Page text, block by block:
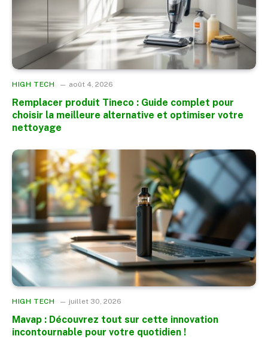
HIGH TECH août 4, 2026
Remplacer produit Tineco : Guide complet pour
choisir la meilleure alternative et optimiser votre
nettoyage
HIGH TECH juillet 30, 2026
Mavap : Découvrez tout sur cette innovation
incontournable pour votre quotidien !